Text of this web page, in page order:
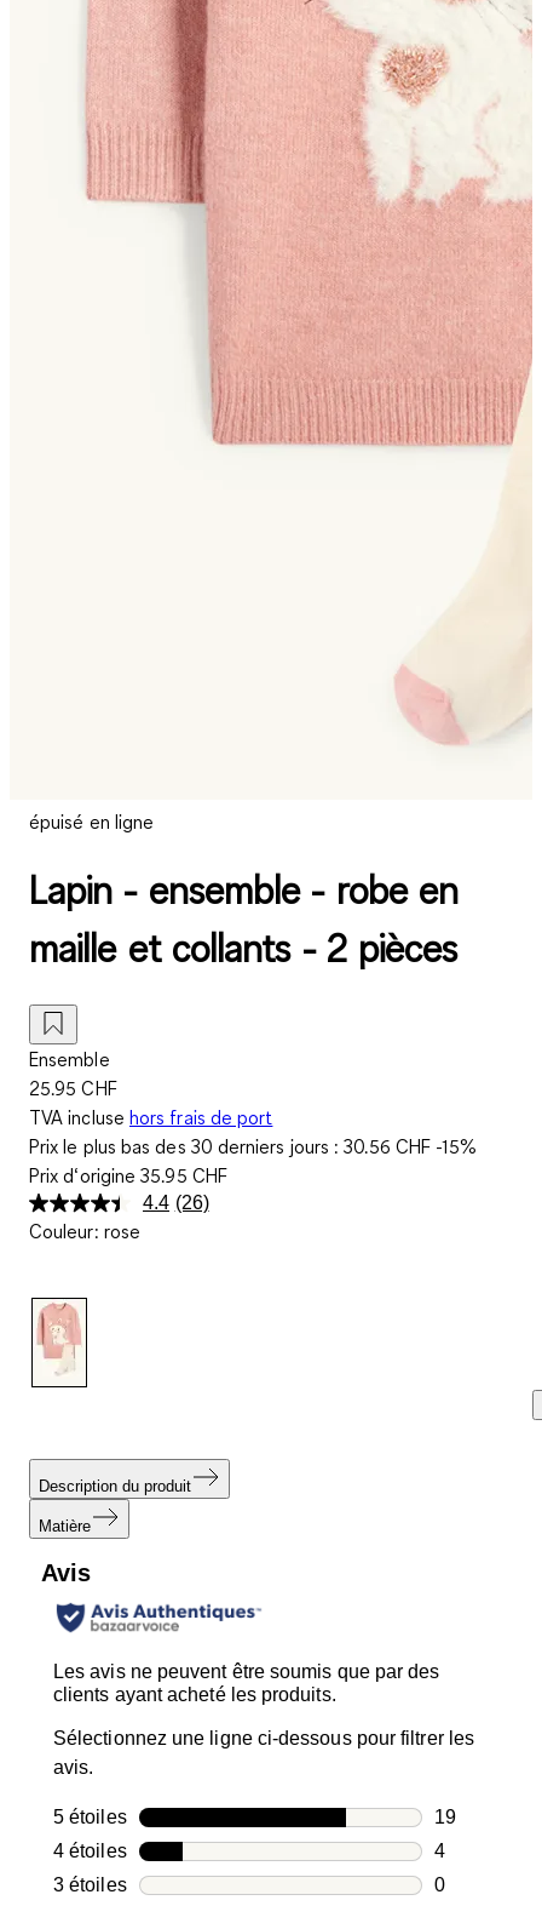
épuisé en ligne
Lapin - ensemble - robe en
maille et collants - 2 pièces
Ensemble
25.95 CHF
TVA incluse hors frais de port
Prix le plus bas des 30 derniers jours :30.56 CHF -15%
Prix d‘origine35.95 CHF
4.4 Lire
(26)
Couleur: rose
Description du produit
Matière
Avis
Les avis ne peuvent être soumis que par des
clients ayant acheté les produits.
Sélectionnez une ligne ci-dessous pour filtrer les
avis.
5 étoilesétoiles
19
19 avis
4 étoilesétoiles
4
4 avis avec
3 étoilesétoiles
0